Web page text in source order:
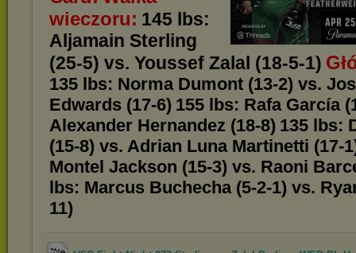
wieczoru: 145 lbs:
Aljamain Sterling
(25-5) vs. Youssef Zalal (18-5-1)
135 lbs: Norma Dumont (13-2) vs.
Edwards (17-6) 155 lbs: Rafa García
Alexander Hernandez (18-8) 135 lbs:
(15-8) vs. Adrian Luna Martinetti (17-
Montel Jackson (15-3) vs. Raoni
lbs: Marcus Buchecha (5-2-1) vs.
11)